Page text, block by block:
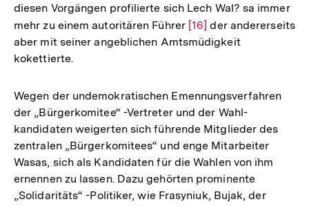
diesen Vorgängen profilierte sich Lech Wal? sa immer
mehr zu einem autoritären Führer Zur
Auflösung
[16] der andererseits
aber mit seiner angeblichen Amtsmüdigkeit
kokettierte.
Wegen der undemokratischen Emennungsverfahren
der „Bürgerkomitee“ -Vertreter und der Wahl-
kandidaten weigerten sich führende Mitglieder des
zentralen „Bürgerkomitees“ und enge Mitarbeiter
Wasas, sich als Kandidaten für die Wahlen von ihm
ernennen zu lassen. Dazu gehörten prominente
„Solidaritäts“ -Politiker, wie Frasyniuk, Bujak, der